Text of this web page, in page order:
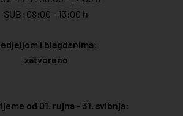
SUB: 08:00 - 13:00 h
i blagdanima:
zatvoreno
od 01. rujna - 31. svibnja: